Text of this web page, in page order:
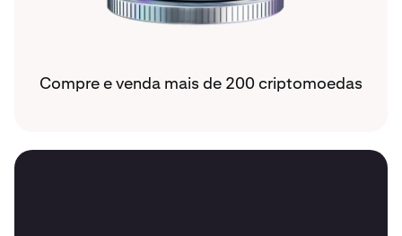
Compre e venda mais de 200 criptomoedas